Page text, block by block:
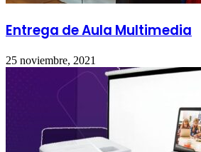
Entrega de Aula Multimedia
25 noviembre, 2021